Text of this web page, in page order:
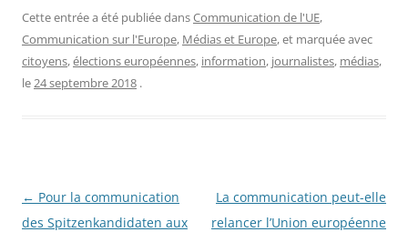
Cette entrée a été publiée dansCommunication de l'UE,
Communication sur l'Europe, Médias et Europe, et marquée avec
citoyens,élections européennes, information, journalistes, médias,
le24 septembre 2018 .
Navigation
des
← Pour la communication
des Spitzenkandidaten aux
La communication peut-elle
relancer l’Union européenne